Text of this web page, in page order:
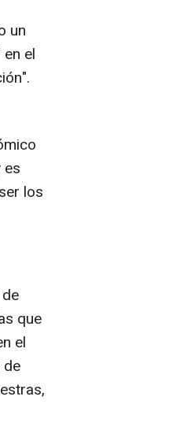
un
el
es
los
que
el
de